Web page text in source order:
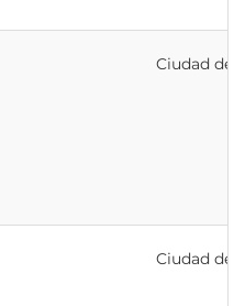
Ciudad de
Ciudad de